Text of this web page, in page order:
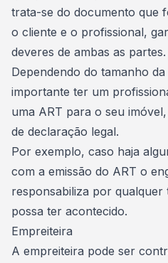
trata-se do documento que
o cliente e o profissional,
deveres de ambas as partes.
Dependendo do tamanho
importante ter um
uma ART para o seu
de declaração legal.
Por exemplo, caso haja
com a emissão do ART o
responsabiliza por qualquer
possa ter acontecido.
Empreiteira
A empreiteira pode ser